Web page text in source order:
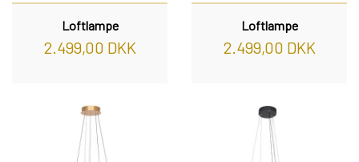
Loftlampe
2.499,00 DKK
Loftlampe
2.499,00 DKK